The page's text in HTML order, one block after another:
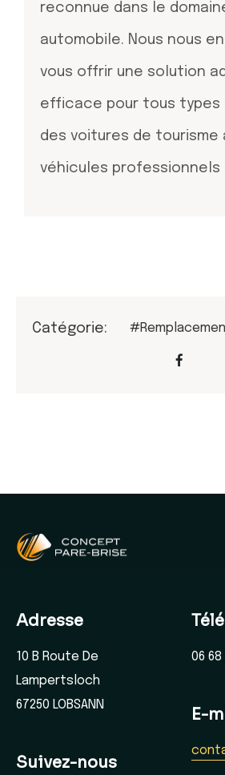
reconnue dans le
automobile. Nous nous
vous offrir une solution
efficace pour tous types
des voitures de tourisme
véhicules
Catégorie:
Adresse
10 B Route De
Lampertsloch
67250 LOBSANN
Suivez-nous
06 68
E-